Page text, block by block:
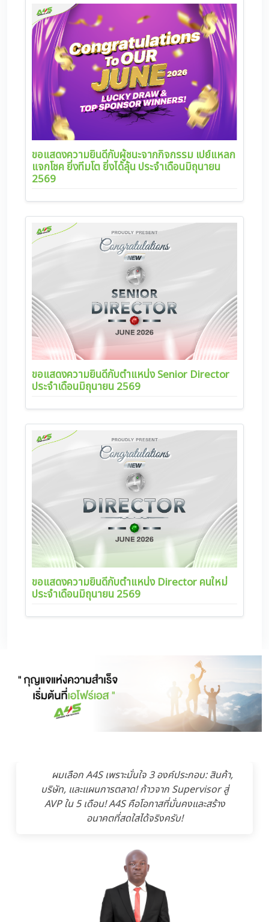
ขอแสดงความยินดีกับผู้ชนะจากกิจกรรม เปย์แหลก
แจกโชค ยิ่งทีมโต ยิ่งได้ลุ้น ประจำเดือนมิถุนายน
2569
ขอแสดงความยินดีกับตำแหน่ง Senior Director
ประจำเดือนมิถุนายน 2569
ขอแสดงความยินดีกับตำแหน่ง Director คนใหม่
ประจำเดือนมิถุนายน 2569
จากคนก่อสร้างชีวิตลำบาก ผมพลิกชีวิตได้ที่ A4S!
แม้เคยล้มเหลว แต่แผนการตลาดและคอร์สสอนช่วย
พัฒนา 3 ปีสู่ AVP มีรายได้ยกระดับครอบครัว ส่งลูก
เรียนจบ อย่าลังเล มาเติบโตไปด้วยกัน!